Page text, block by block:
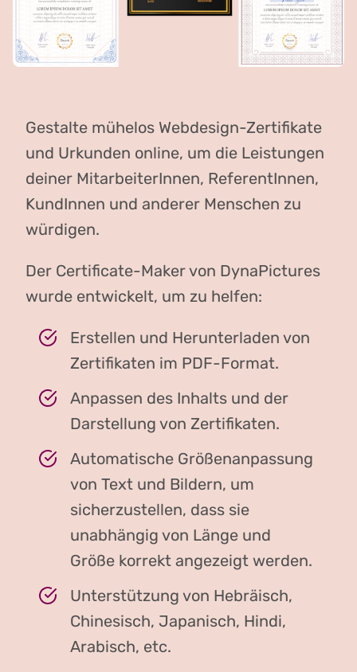
Gestalte mühelos Webdesign-Zertifikate
und Urkunden online, um die Leistungen
deiner MitarbeiterInnen, ReferentInnen,
KundInnen und anderer Menschen zu
würdigen.
Der Certificate-Maker von DynaPictures
wurde entwickelt, um zu helfen:
Erstellen und Herunterladen von
Zertifikaten im PDF-Format.
Anpassen des Inhalts und der
Darstellung von Zertifikaten.
Automatische Größenanpassung
von Text und Bildern, um
sicherzustellen, dass sie
unabhängig von Länge und
Größe korrekt angezeigt werden.
Unterstützung von Hebräisch,
Chinesisch, Japanisch, Hindi,
Arabisch, etc.